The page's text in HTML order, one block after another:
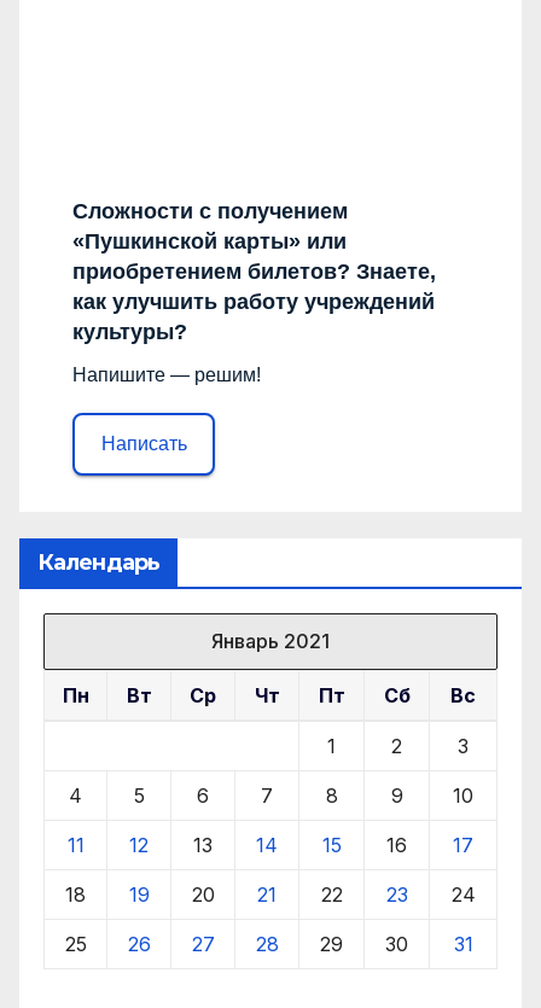
Сложности с получением
«Пушкинской карты» или
приобретением билетов? Знаете,
как улучшить работу учреждений
культуры?
Напишите — решим!
Написать
Календарь
Январь 2021
Пн Вт Ср Чт Пт Сб Вс
1 2 3
4 5 6 7 8 9 10
11 12 13 14 15 16 17
18 19 20 21 22 23 24
25 26 27 28 29 30 31